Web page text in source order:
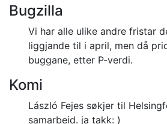
Bugzilla
Vi har alle ulike andre fristar
liggjande til i april, men då
buggane, etter P-verdi.
Komi
László Fejes søkjer til
samarbeid. ja takk: )